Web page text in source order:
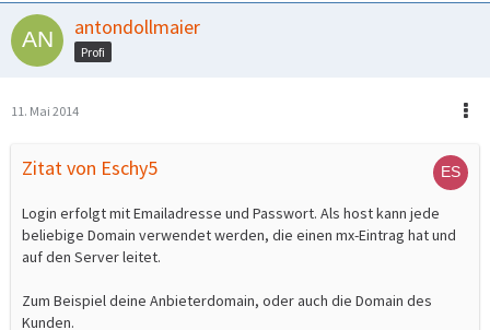
antondollmaier
Profi
11. Mai 2014
Zitat von Eschy5
Login erfolgt mit Emailadresse und Passwort. Als host kann jede
beliebige Domain verwendet werden, die einen mx-Eintrag hat und
auf den Server leitet.
Zum Beispiel deine Anbieterdomain, oder auch die Domain des
Kunden.